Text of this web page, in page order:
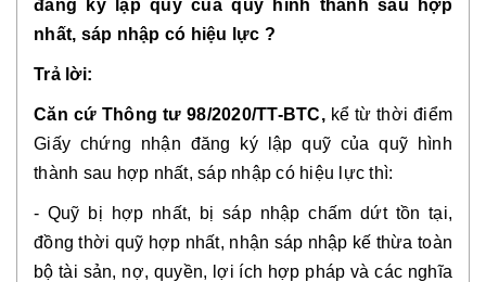
đăng ký lập quỹ của quỹ hình thành sau hợp
nhất, sáp nhập có hiệu lực ?
Trả lời:
Căn cứ Thông tư 98/2020/TT-BTC, kể từ thời điểm
Giấy chứng nhận đăng ký lập quỹ của quỹ hình
thành sau hợp nhất, sáp nhập có hiệu lực thì:
- Quỹ bị hợp nhất, bị sáp nhập chấm dứt tồn tại,
đồng thời quỹ hợp nhất, nhận sáp nhập kế thừa toàn
bộ tài sản, nợ, quyền, lợi ích hợp pháp và các nghĩa